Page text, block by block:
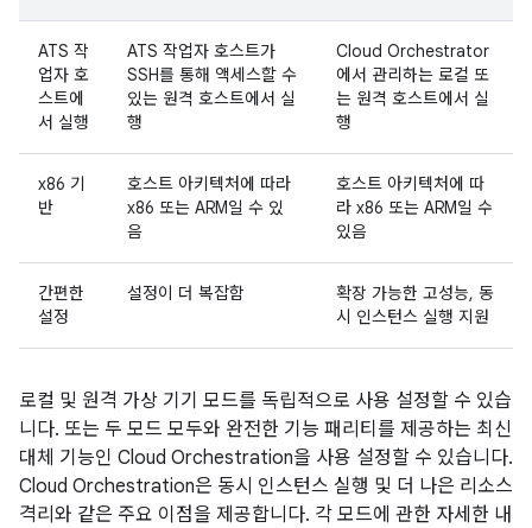
ATS 작
업자 호
스트에
서 실행
ATS 작업자 호스트가
SSH를 통해 액세스할 수
있는 원격 호스트에서 실
행
Cloud Orchestrator
에서 관리하는 로컬 또
는 원격 호스트에서 실
행
x86 기
반
호스트 아키텍처에 따라
x86 또는 ARM일 수 있
음
호스트 아키텍처에 따
라 x86 또는 ARM일 수
있음
간편한
설정
설정이 더 복잡함
확장 가능한 고성능, 동
시 인스턴스 실행 지원
로컬 및 원격 가상 기기 모드를 독립적으로 사용 설정할 수 있습
니다. 또는 두 모드 모두와 완전한 기능 패리티를 제공하는 최신
대체 기능인 Cloud Orchestration을 사용 설정할 수 있습니다.
Cloud Orchestration은 동시 인스턴스 실행 및 더 나은 리소스
격리와 같은 주요 이점을 제공합니다. 각 모드에 관한 자세한 내